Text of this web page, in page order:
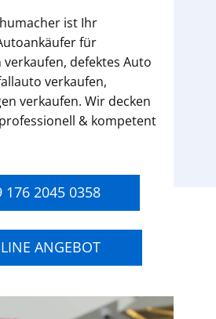
ist Ihr
für
defektes Auto
verkaufen,
verkaufen. Wir decken
& kompetent
176 2045 0358
ANGEBOT